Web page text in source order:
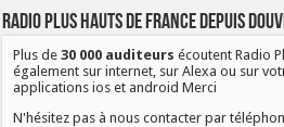
Radio Plus Hauts de France depuis
Plus de30 000 auditeurs écoutent Radio
également sur internet, sur Alexa ou sur
applications ios et android Merci
N'hésitez pas à nous contacter par